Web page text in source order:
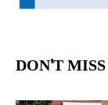
DON'T MISS